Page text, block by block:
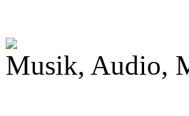
Musik, Audio,